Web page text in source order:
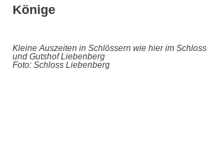
Könige
Kleine Auszeiten in Schlössern wie hier im Schloss
und Gutshof Liebenberg
Foto: Schloss Liebenberg